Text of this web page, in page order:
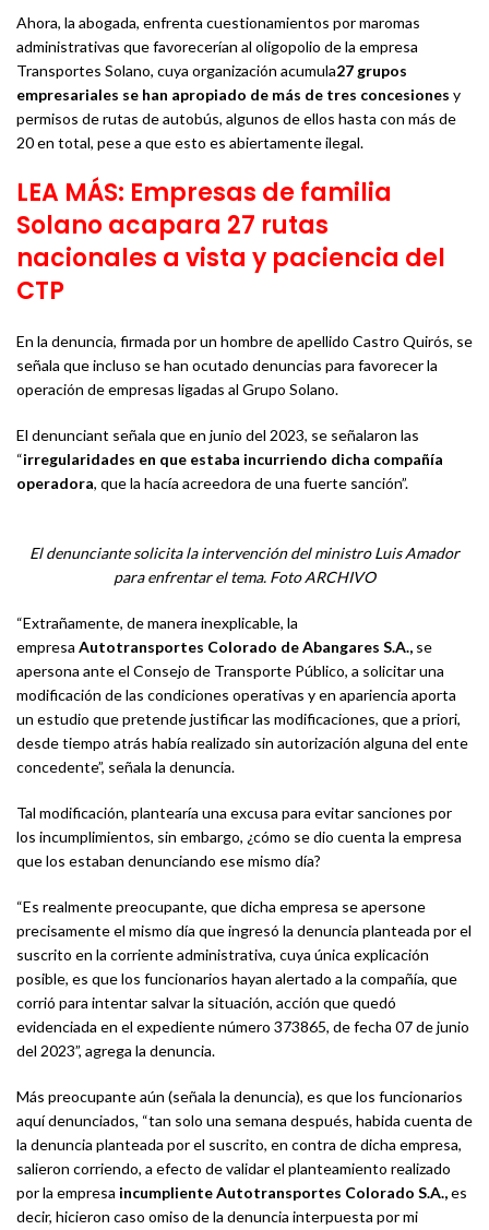
Ahora, la abogada, enfrenta cuestionamientos por maromas
administrativas que favorecerían al oligopolio de la empresa
Transportes Solano, cuya organización acumula27 grupos
empresariales se han apropiado de más de tres concesiones y
permisos de rutas de autobús, algunos de ellos hasta con más de
20 en total, pese a que esto es abiertamente ilegal.
LEA MÁS: Empresas de familia
Solano acapara 27 rutas
nacionales a vista y paciencia del
CTP
En la denuncia, firmada por un hombre de apellido Castro Quirós, se
señala que incluso se han ocutado denuncias para favorecer la
operación de empresas ligadas al Grupo Solano.
El denunciant señala que en junio del 2023, se señalaron las
“irregularidades en que estaba incurriendo dicha compañía
operadora, que la hacía acreedora de una fuerte sanción”.
El denunciante solicita la intervención del ministro Luis Amador
para enfrentar el tema. Foto ARCHIVO
“Extrañamente, de manera inexplicable, la
empresa Autotransportes Colorado de Abangares S.A., se
apersona ante el Consejo de Transporte Público, a solicitar una
modificación de las condiciones operativas y en apariencia aporta
un estudio que pretende justificar las modificaciones, que a priori,
desde tiempo atrás había realizado sin autorización alguna del ente
concedente”, señala la denuncia.
Tal modificación, plantearía una excusa para evitar sanciones por
los incumplimientos, sin embargo, ¿cómo se dio cuenta la empresa
que los estaban denunciando ese mismo día?
“Es realmente preocupante, que dicha empresa se apersone
precisamente el mismo día que ingresó la denuncia planteada por el
suscrito en la corriente administrativa, cuya única explicación
posible, es que los funcionarios hayan alertado a la compañía, que
corrió para intentar salvar la situación, acción que quedó
evidenciada en el expediente número 373865, de fecha 07 de junio
del 2023”, agrega la denuncia.
Más preocupante aún (señala la denuncia), es que los funcionarios
aquí denunciados, “tan solo una semana después, habida cuenta de
la denuncia planteada por el suscrito, en contra de dicha empresa,
salieron corriendo, a efecto de validar el planteamiento realizado
por la empresa incumpliente Autotransportes Colorado S.A.,es
decir, hicieron caso omiso de la denuncia interpuesta por mi